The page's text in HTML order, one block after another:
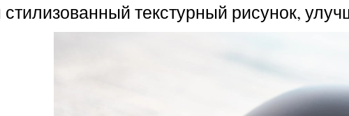
текстурный рисунок,